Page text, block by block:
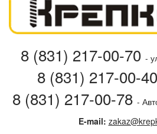
8 (831) 217-00-70 -
8 (831) 217-00-40
8 (831) 217-00-78 -
E-mail: